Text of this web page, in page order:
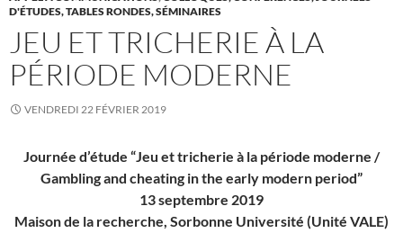
D'ÉTUDES, TABLES RONDES, SÉMINAIRES
JEU ET TRICHERIE À LA
PÉRIODE MODERNE
VENDREDI 22 FÉVRIER 2019
Journée d’étude “Jeu et tricherie à la période moderne /
Gambling and cheating in the early modern period”
13 septembre 2019
Maison de la recherche, Sorbonne Université (Unité VALE)